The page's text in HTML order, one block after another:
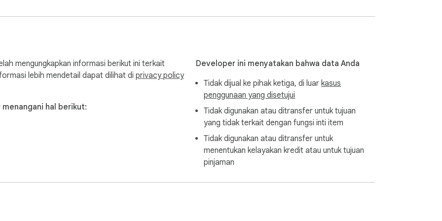
mengungkapkan informasi berikut ini terkait
lebih mendetail dapat dilihat di privacy policy
hal berikut:
Developer ini menyatakan bahwa data Anda
Tidak dijual ke pihak ketiga, di luar kasus
penggunaan yang disetujui
Tidak digunakan atau ditransfer untuk tujuan
yang tidak terkait dengan fungsi inti item
Tidak digunakan atau ditransfer untuk
menentukan kelayakan kredit atau untuk tujuan
pinjaman